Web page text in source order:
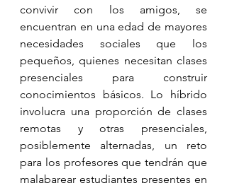
convivir con los amigos, se
encuentran en una edad de mayores
necesidades sociales que los
pequeños, quienes necesitan clases
presenciales para construir
conocimientos básicos. Lo híbrido
involucra una proporción de clases
remotas y otras presenciales,
posiblemente alternadas, un reto
para los profesores que tendrán que
malabarear estudiantes presentes en